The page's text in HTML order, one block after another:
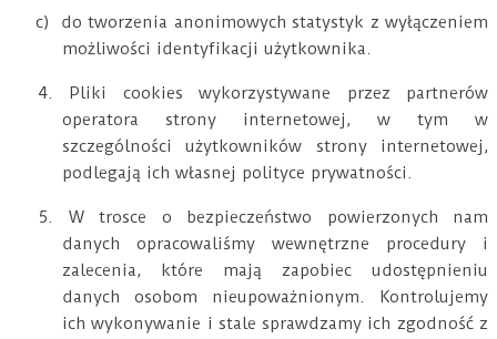
c)
do tworzenia anonimowych statystyk z wyłączeniem
możliwości identyfikacji użytkownika.
4. Pliki cookies wykorzystywane przez partnerów
operatora strony internetowej, w tym w
szczególności użytkowników strony internetowej,
podlegają ich własnej polityce prywatności.
5. W trosce o bezpieczeństwo powierzonych nam
danych opracowaliśmy wewnętrzne procedury i
zalecenia, które mają zapobiec udostępnieniu
danych osobom nieupoważnionym. Kontrolujemy
ich wykonywanie i stale sprawdzamy ich zgodność z